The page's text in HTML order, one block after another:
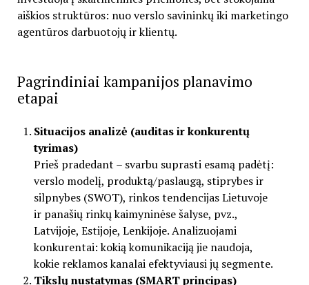
aiškios struktūros: nuo verslo savininkų iki marketingo
agentūros darbuotojų ir klientų.
Pagrindiniai kampanijos planavimo
etapai
Situacijos analizė (auditas ir konkurentų
tyrimas)
Prieš pradedant – svarbu suprasti esamą padėtį:
verslo modelį, produktą/paslaugą, stiprybes ir
silpnybes (SWOT), rinkos tendencijas Lietuvoje
ir panašių rinkų kaimyninėse šalyse, pvz.,
Latvijoje, Estijoje, Lenkijoje. Analizuojami
konkurentai: kokią komunikaciją jie naudoja,
kokie reklamos kanalai efektyviausi jų segmente.
Tikslų nustatymas (SMART principas)